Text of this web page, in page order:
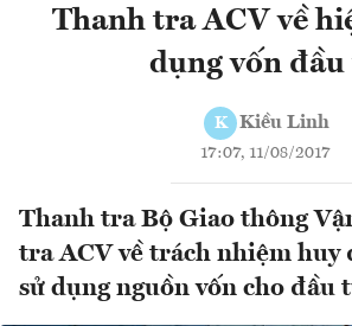
Thanh tra ACV về
dụng vốn đầu
K Kiều Linh
17:07, 11/08/2017
Thanh tra Bộ Giao thông
tra ACV về trách nhiệm huy
sử dụng nguồn vốn cho đầu